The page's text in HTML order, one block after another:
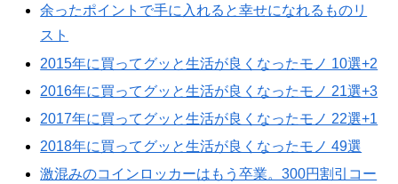
余ったポイントで手に入れると幸せになれるものリ
スト
2015年に買ってグッと生活が良くなったモノ 10選+2
2016年に買ってグッと生活が良くなったモノ 21選+3
2017年に買ってグッと生活が良くなったモノ 22選+1
2018年に買ってグッと生活が良くなったモノ 49選
激混みのコインロッカーはもう卒業。300円割引コー